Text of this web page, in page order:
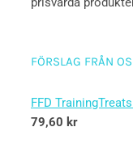
FÖRSLAG FRÅN
FFD
79,60 kr